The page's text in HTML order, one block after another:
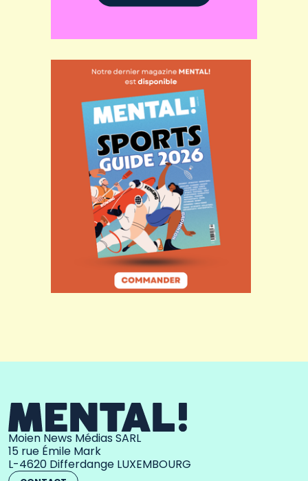
Moien News Médias SARL
15 rue Émile Mark
L-4620 Differdange LUXEMBOURG